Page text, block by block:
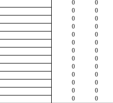
0
0
0
0
0
0
0
0
0
0
0
0
0
0
0
0
0
0
0
0
0
0
0
0
0 0